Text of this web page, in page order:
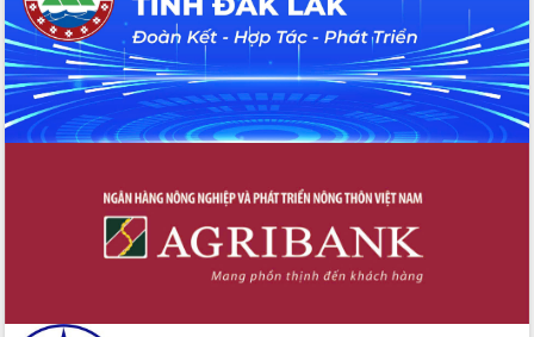
Kỳ họp chuyên đề lần thứ Ba, HĐND
tỉnh khóa X
Bí thư Tỉnh ủy Lương Nguyễn Minh
Triết kiểm tra việc thực hiện chống
khai thác IUU
Hội thảo chuyên đề “Hành trình xuất
mại điện tử cùng Amazon”
Đại hội Thi đua yêu nước tỉnh Đắk Lắk
lần thứ I (2025-2030)
Đồng chí Lương Nguyễn Minh Triết
Lắk nhiệm kỳ 2025 – 2030